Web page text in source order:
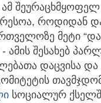
ამ შეურაცხმყოფელ
როდიდან
მეტი
ამის შესახებ
დაცვისა
სოციალურ